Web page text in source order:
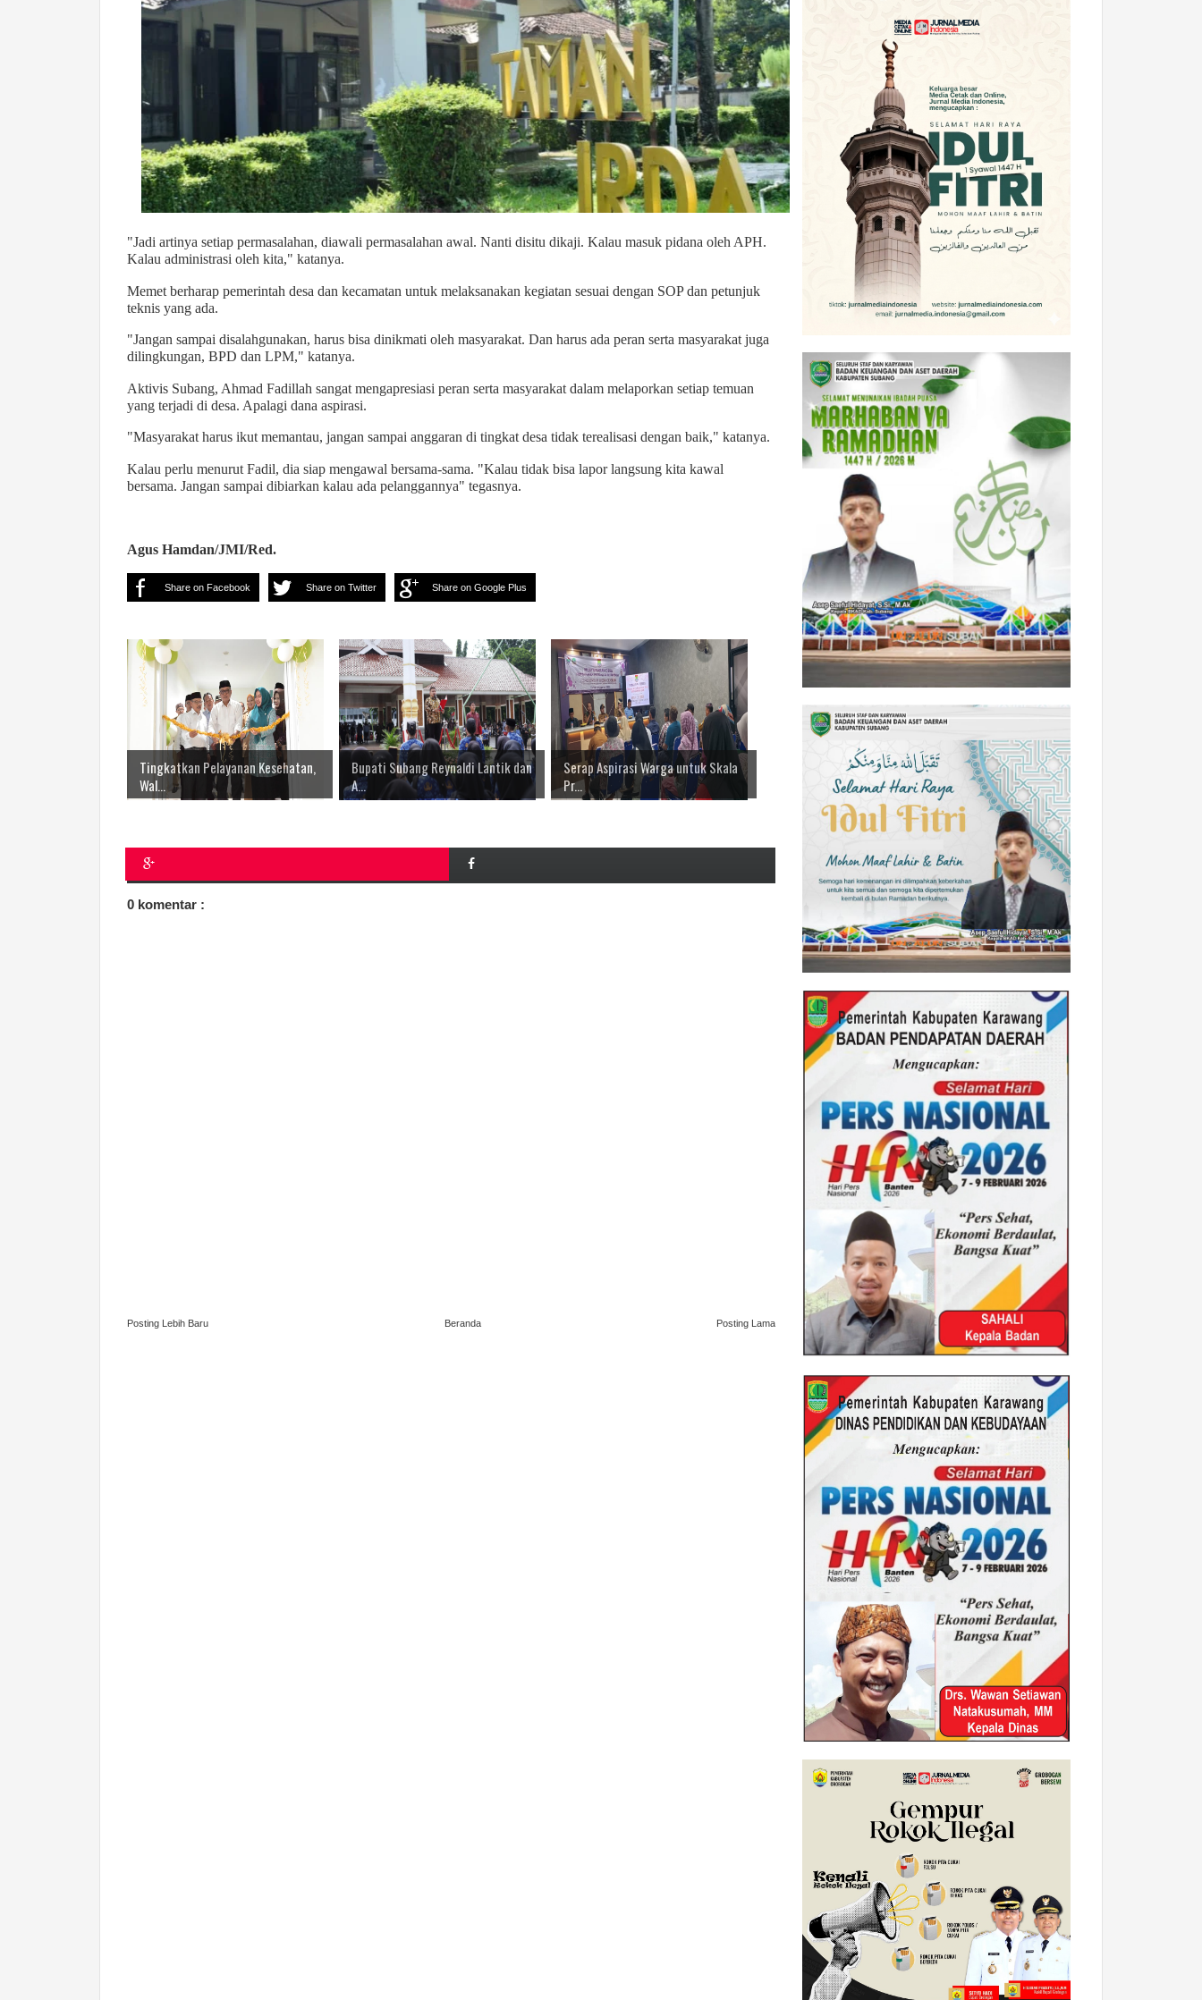
"Jadi artinya setiap permasalahan, diawali permasalahan awal. Nanti disitu dikaji. Kalau masuk pidana oleh APH.
Kalau administrasi oleh kita," katanya.
Memet berharap pemerintah desa dan kecamatan untuk melaksanakan kegiatan sesuai dengan SOP dan petunjuk
teknis yang ada.
"Jangan sampai disalahgunakan, harus bisa dinikmati oleh masyarakat. Dan harus ada peran serta masyarakat juga
dilingkungan, BPD dan LPM," katanya.
Aktivis Subang, Ahmad Fadillah sangat mengapresiasi peran serta masyarakat dalam melaporkan setiap temuan
yang terjadi di desa. Apalagi dana aspirasi.
"Masyarakat harus ikut memantau, jangan sampai anggaran di tingkat desa tidak terealisasi dengan baik," katanya.
Kalau perlu menurut Fadil, dia siap mengawal bersama-sama. "Kalau tidak bisa lapor langsung kita kawal
bersama. Jangan sampai dibiarkan kalau ada pelanggannya" tegasnya.
Agus Hamdan/JMI/Red.
Share on Facebook Share on Twitter Share on Google Plus
Tingkatkan Pelayanan Kesehatan,
Wal...
Bupati Subang Reynaldi Lantik dan
A...
Serap Aspirasi Warga untuk Skala
Pr...
0 komentar :
Posting Lebih Baru Posting Lama
Beranda